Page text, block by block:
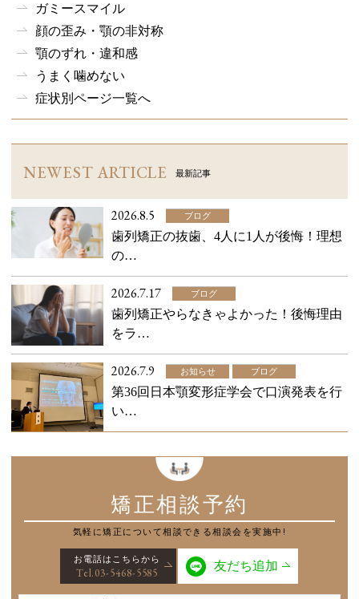
ガミースマイル
顔の歪み・顎の非対称
顎のずれ・違和感
うまく噛めない
症状別ページ一覧へ
NEWEST ARTICLE 最新記事
2026.8.5 ブログ
歯列矯正の抜歯、4人に1人が後悔！理想
の…
2026.7.17 ブログ
歯列矯正やらなきゃよかった！後悔理由
をラ…
2026.7.9 お知らせ ブログ
第36回日本顎変形症学会で口演発表を行
い…
矯正相談予約
気軽に矯正について相談できる相談会を実施中!
お電話はこちらから
Tel.03-5468-5585
友だち追加